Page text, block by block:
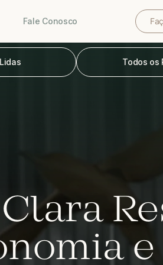
Fale Conosco
Todos os
e